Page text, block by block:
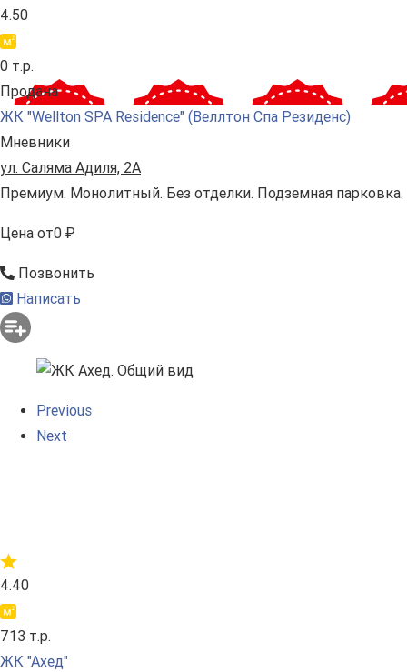
4.50
0 т.р.
Продана
ЖК "Wellton SPA Residence" (Веллтон Спа Резиденс)
Мневники
ул. Саляма Адиля, 2А
Премиум. Монолитный. Без отделки. Подземная парковка.
Цена от0 ₽
Позвонить
Написать
Previous
Next
4.40
713 т.р.
ЖК "Ахед"